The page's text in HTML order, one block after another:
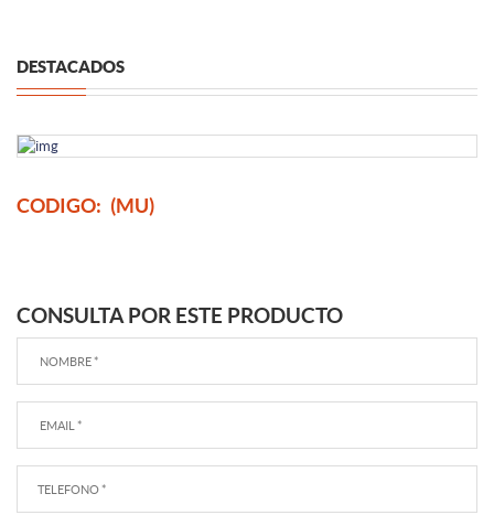
DESTACADOS
CODIGO: (MU)
CONSULTA POR ESTE PRODUCTO